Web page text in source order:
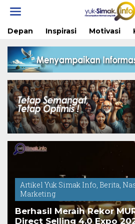
Depan Inspirasi Motivasi
Artikel Yuk Simak Info, Berita,
Marketing
Berhasil Meraih Rekor
Direct Selling 4.0 Expo